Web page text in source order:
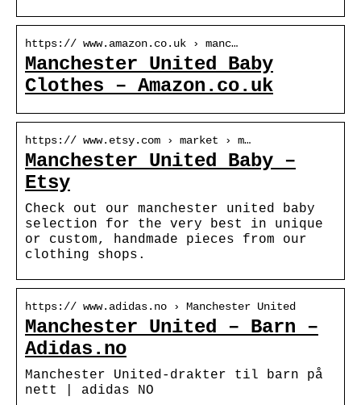
https:// www.amazon.co.uk › manc…
Manchester United Baby
Clothes – Amazon.co.uk
https:// www.etsy.com › market › m…
Manchester United Baby –
Etsy
Check out our manchester united baby
selection for the very best in unique
or custom, handmade pieces from our
clothing shops.
https:// www.adidas.no › Manchester United
Manchester United – Barn –
Adidas.no
Manchester United-drakter til barn på
nett | adidas NO